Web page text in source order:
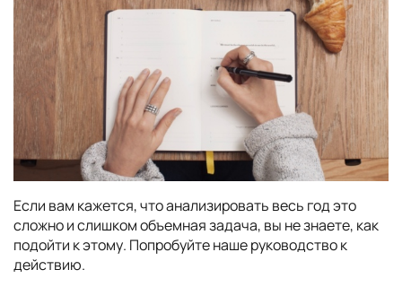
Если вам кажется, что анализировать весь год это
сложно и слишком объемная задача, вы не знаете, как
подойти к этому. Попробуйте наше руководство к
действию.